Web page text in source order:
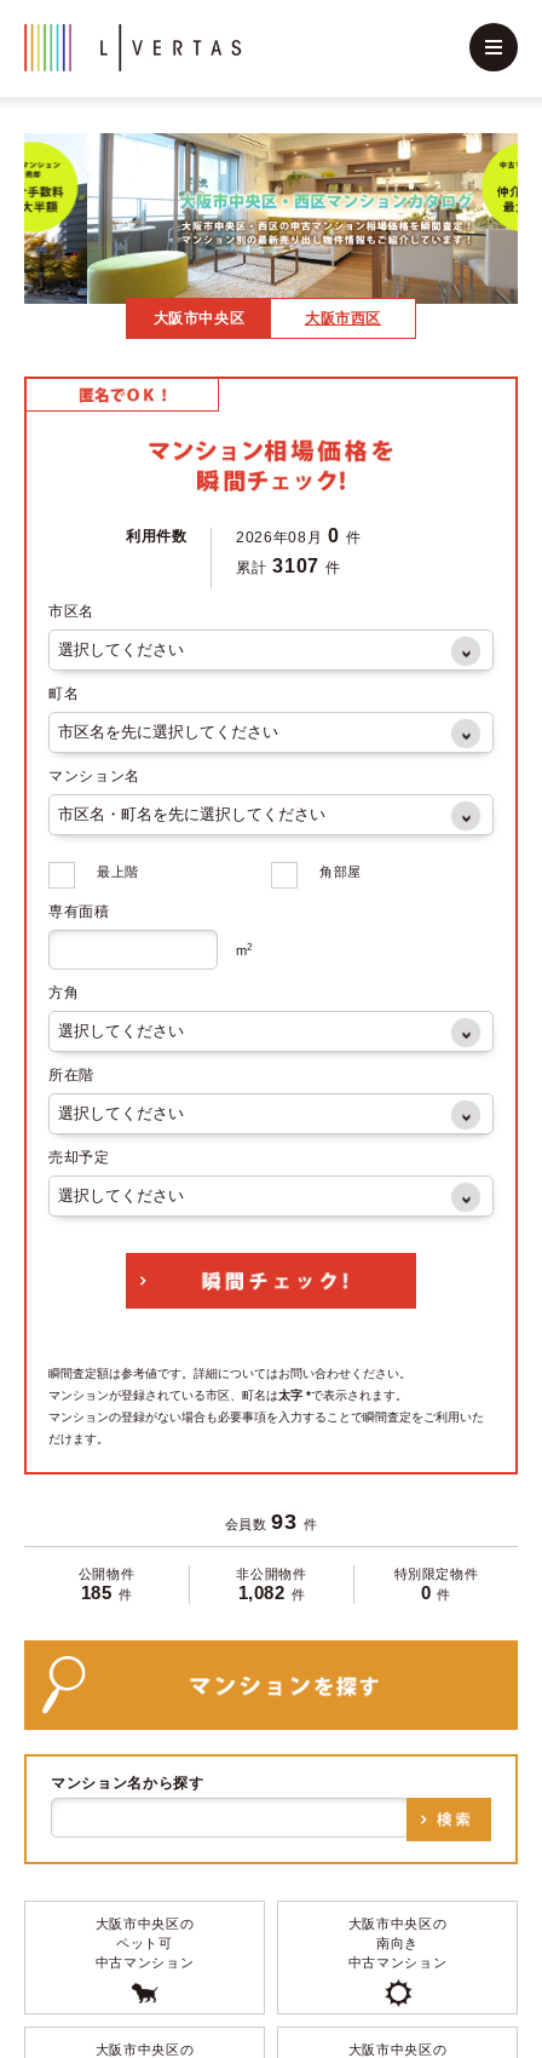
大阪市中央区 大阪市西区
利用件数 2026年08月 0 件
累計 3107 件
市区名
町名
マンション名
最上階 角部屋
専有面積
m2
方角
所在階
売却予定
瞬間査定額は参考値です。詳細についてはお問い合わせください。
マンションが登録されている市区、町名は太字 *で表示されます。
マンションの登録がない場合も必要事項を入力することで瞬間査定をご利用いた
だけます。
会員数 93 件
公開物件
185 件
非公開物件
1,082 件
特別限定物件
0 件
マンション名から探す
大阪市中央区の
ペット可
中古マンション
大阪市中央区の
南向き
中古マンション
大阪市中央区の
大阪市中央区の